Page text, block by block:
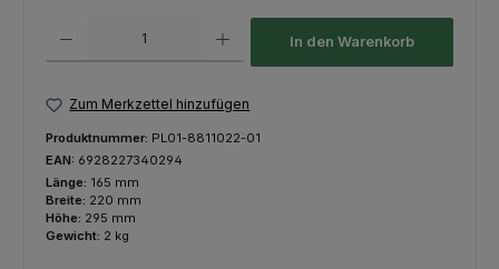
In den Warenkorb
Zum Merkzettel hinzufügen
Produktnummer: PL01-8811022-01
EAN: 6928227340294
Länge: 165 mm
Breite: 220 mm
Höhe: 295 mm
Gewicht: 2 kg